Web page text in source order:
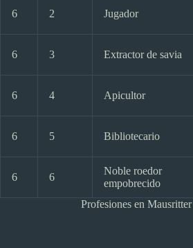
6 2 Jugador
6 3 Extractor de savia
6 4 Apicultor
6 5 Bibliotecario
6 6
Noble roedor
empobrecido
Profesiones en Mausritter